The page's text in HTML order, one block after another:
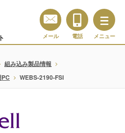
メール 電話 メニュー
組み込み製品情報
WEBS-2190-FSI